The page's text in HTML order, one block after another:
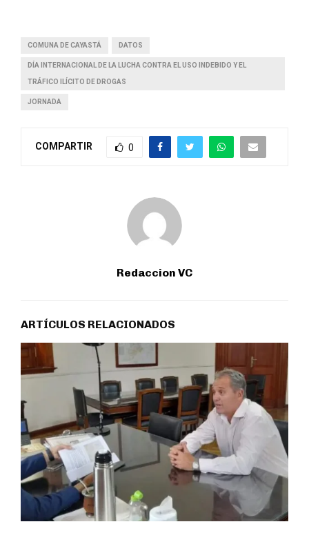
COMUNA DE CAYASTÁ DATOS
DÍA INTERNACIONAL DE LA LUCHA CONTRA EL USO INDEBIDO Y EL
TRÁFICO ILÍCITO DE DROGAS
JORNADA
COMPARTIR 0
Redaccion VC
ARTÍCULOS RELACIONADOS